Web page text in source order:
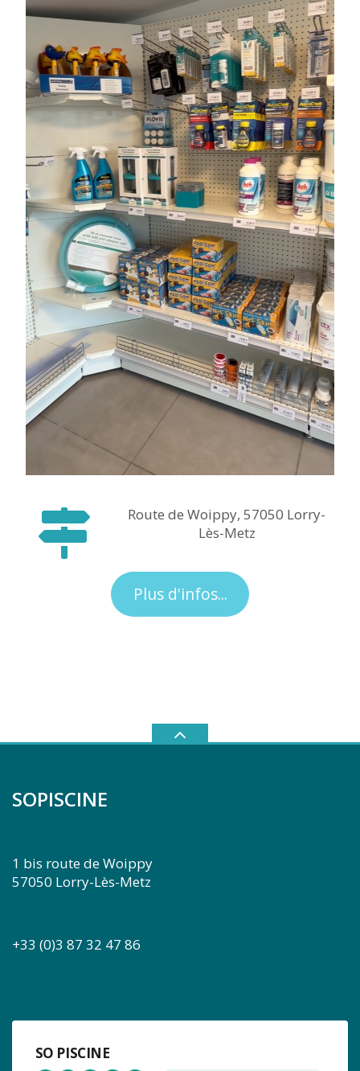
Route de Woippy, 57050 Lorry-
Lès-Metz
Plus d'infos...
SOPISCINE
1 bis route de Woippy
57050 Lorry-Lès-Metz
+33 (0)3 87 32 47 86
SO PISCINE